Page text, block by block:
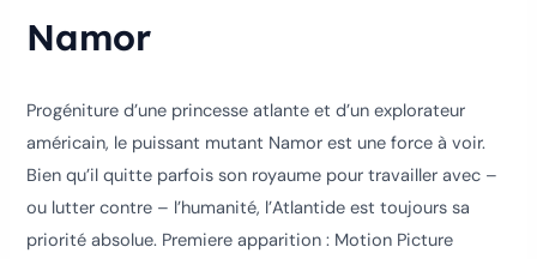
Namor
Progéniture d’une princesse atlante et d’un explorateur
américain, le puissant mutant Namor est une force à voir.
Bien qu’il quitte parfois son royaume pour travailler avec –
ou lutter contre – l’humanité, l’Atlantide est toujours sa
priorité absolue. Premiere apparition : Motion Picture